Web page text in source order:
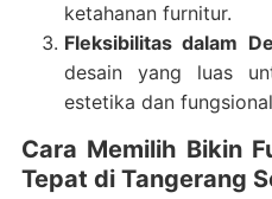
ketahanan furnitur.
Fleksibilitas dalam
desain yang luas
estetika dan
Cara Memilih Bikin
Tepat di Tangerang